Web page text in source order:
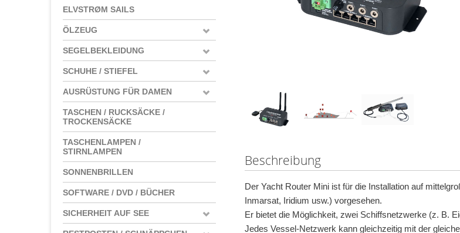
ELVSTRØM SAILS
ÖLZEUG
SEGELBEKLEIDUNG
SCHUHE / STIEFEL
AUSRÜSTUNG FÜR DAMEN
TASCHEN / RUCKSÄCKE /
TROCKENSÄCKE
TASCHENLAMPEN /
STIRNLAMPEN
SONNENBRILLEN
SOFTWARE / DVD / BÜCHER
SICHERHEIT AUF SEE
Beschreibung
Der Yacht Router Mini ist für die Installation auf
Inmarsat, Iridium usw.) vorgesehen.
Er bietet die Möglichkeit, zwei Schiffsnetzwerke (z. B.
Jedes Vessel-Netzwerk kann gleichzeitig mit der